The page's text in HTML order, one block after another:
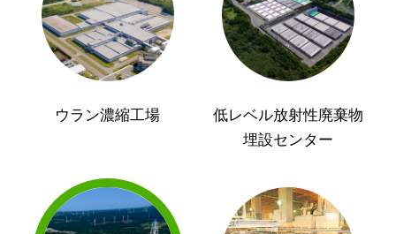
ウラン濃縮工場
低レベル放射性廃棄物
埋設センター